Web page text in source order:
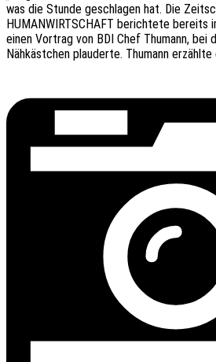
was die Stunde geschla­gen hat. Die
HUMANWIRTSCHAFT berich­te­te bereits
einen Vortrag von BDI Chef Thumann, bei
Nähkäst­chen plau­der­te. Thumann